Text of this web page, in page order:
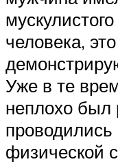
человека,
Уже в те
неплохо был
проводились
физической